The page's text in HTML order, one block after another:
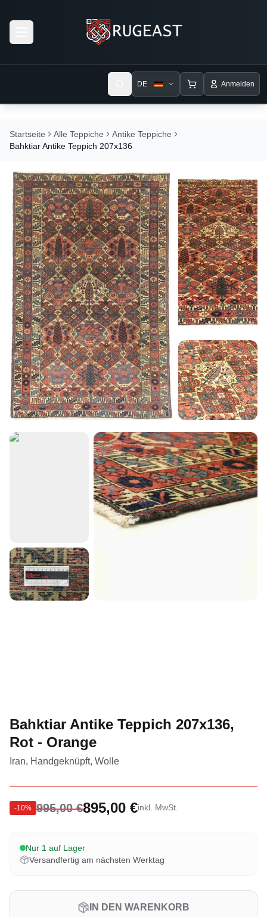
DE Anmelden
Startseite Alle Teppiche
Antike Teppiche
Bahktiar Antike Teppich 207x136
Bahktiar Antike Teppich 207x136,
Rot - Orange
Iran, Handgeknüpft, Wolle
-10% 995,00 €895,00 €inkl. MwSt.
Nur 1 auf Lager
Versandfertig am nächsten Werktag
IN DEN WARENKORB